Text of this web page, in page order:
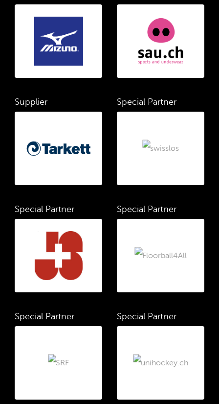
Supplier Special Partner
Special Partner Special Partner
Special Partner Special Partner